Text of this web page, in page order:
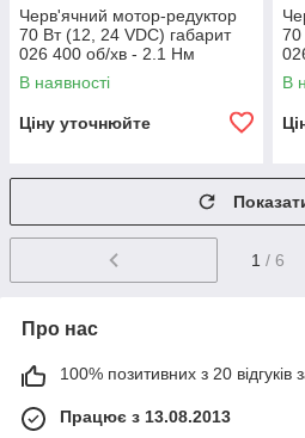
Черв'ячний мотор-редуктор
70 Вт (12, 24 VDC) габарит
026 400 об/хв - 2.1 Нм
В наявності
Ціну уточнюйте
70
В
1 / 6
Про нас
100% позитивних з 20 відгуків
Працює з 13.08.2013